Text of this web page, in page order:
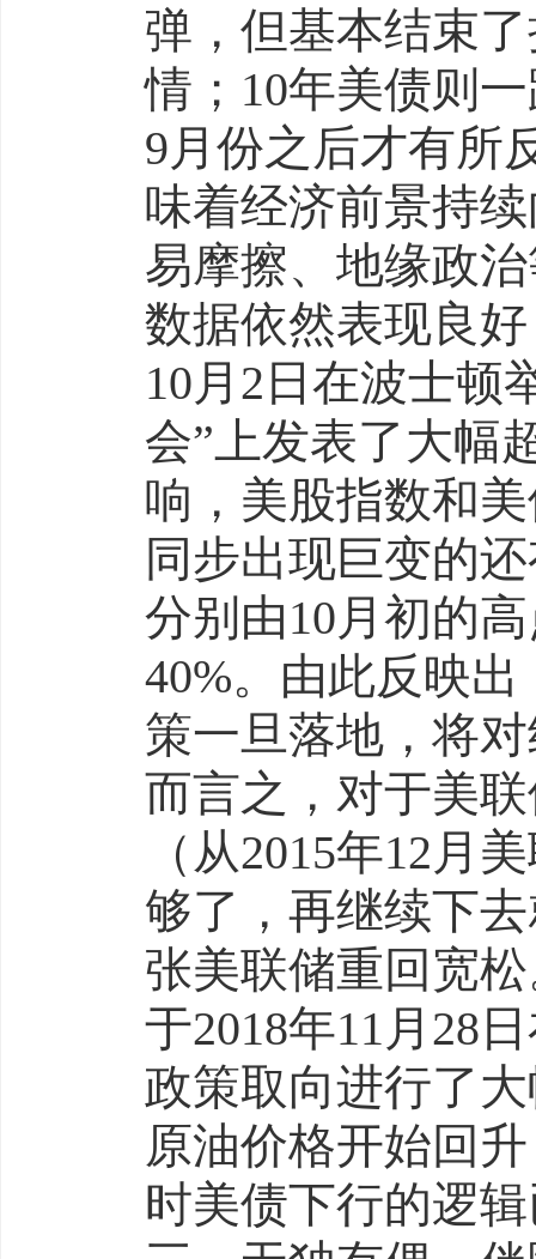
弹，但基本结束
情；10年美债则
9月份之后才有所
味着经济前景持
易摩擦、地缘政
数据依然表现良
10月2日在波士顿
会”上发表了大幅
响，美股指数和
同步出现巨变的
分别由10月初的
40%。由此反映
策一旦落地，将
而言之，对于美
（从2015年12月
够了，再继续下
张美联储重回宽
于2018年11月28
政策取向进行了
原油价格开始回
时美债下行的逻